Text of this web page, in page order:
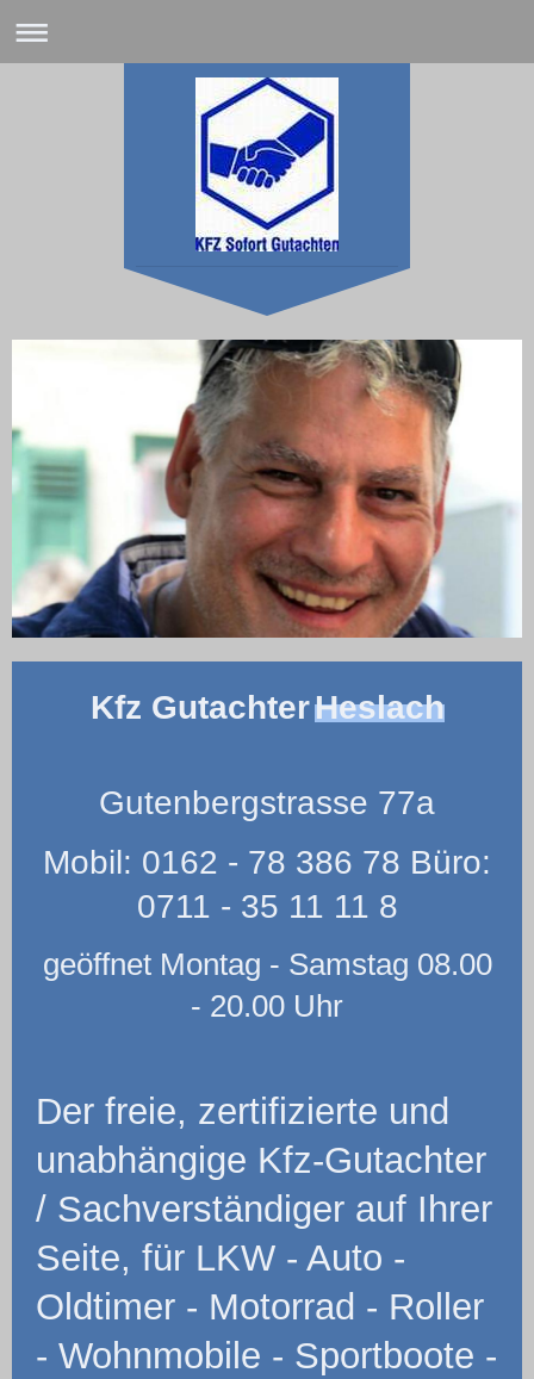
Kfz GutachterHeslach
Gutenbergstrasse 77a
Mobil: 0162 - 78 386 78 Büro:
0711 - 35 11 11 8
geöffnet Montag - Samstag 08.00
- 20.00 Uhr
Der freie, zertifizierte und
unabhängige Kfz-Gutachter
/ Sachverständiger auf Ihrer
Seite, für LKW - Auto -
Oldtimer - Motorrad - Roller
- Wohnmobile - Sportboote -